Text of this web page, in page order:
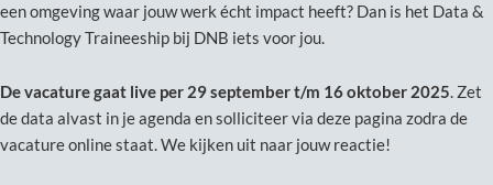
een omgeving waar jouw werk écht impact heeft? Dan is het Data &
Technology Traineeship bij DNB iets voor jou.
De vacature gaat live per 29 september t/m 16 oktober 2025 . Zet
de data alvast in je agenda en solliciteer via deze pagina zodra de
vacature online staat. We kijken uit naar jouw reactie!